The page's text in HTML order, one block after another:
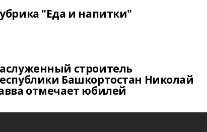
"Еда и напитки"
строитель
Башкортостан Николай
отмечает юбилей